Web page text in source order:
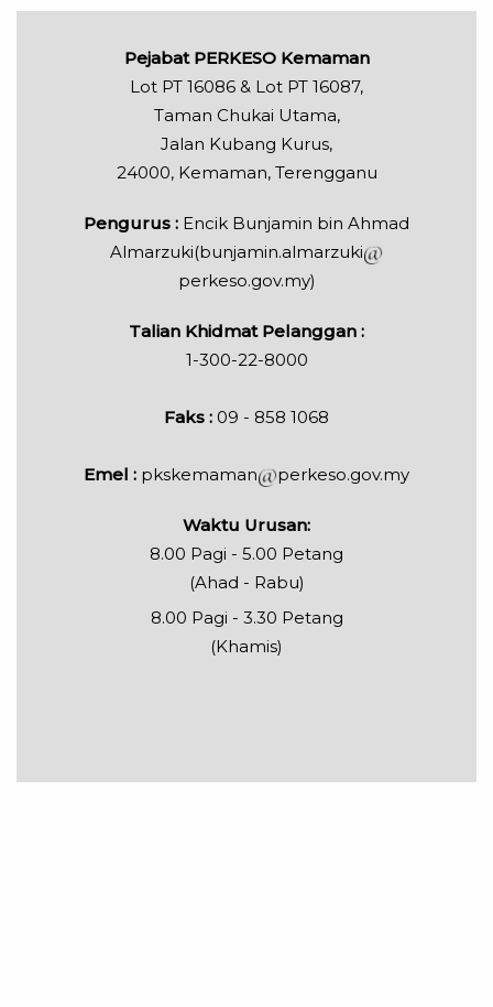
Pejabat PERKESO Kemaman
Lot PT 16086 & Lot PT 16087,
Taman Chukai Utama,
Jalan Kubang Kurus,
24000, Kemaman, Terengganu
Pengurus : Encik Bunjamin bin Ahmad
Almarzuki(bunjamin.almarzuki
perkeso.gov.my)
Talian Khidmat Pelanggan :
1-300-22-8000
Faks : 09 - 858 1068
Emel : pkskemaman perkeso.gov.my
Waktu Urusan:
8.00 Pagi - 5.00 Petang
(Ahad - Rabu)
8.00 Pagi - 3.30 Petang
(Khamis)